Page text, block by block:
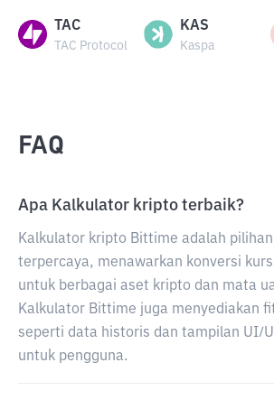
TAC
TAC Protocol
KAS
Kaspa
FAQ
Apa Kalkulator kripto terbaik?
Kalkulator kripto Bittime adalah
terpercaya, menawarkan konversi
untuk berbagai aset kripto dan mata
Kalkulator Bittime juga menyediakan
seperti data historis dan tampilan UI/
untuk pengguna.